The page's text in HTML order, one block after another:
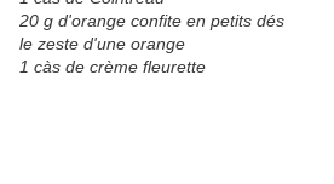
20 g d'orange confite en petits dés
le zeste d'une orange
1 càs de crème fleurette